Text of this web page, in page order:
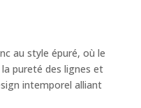
au style épuré, où le
pureté des lignes et
intemporel alliant